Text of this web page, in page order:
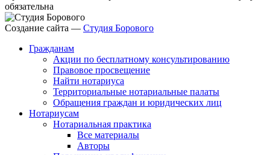
обязательна
Создание сайта — Студия Борового
Гражданам
Акции по бесплатному консультированию
Правовое просвещение
Найти нотариуса
Территориальные нотариальные палаты
Обращения граждан и юридических лиц
Нотариусам
Нотариальная практика
Все материалы
Авторы